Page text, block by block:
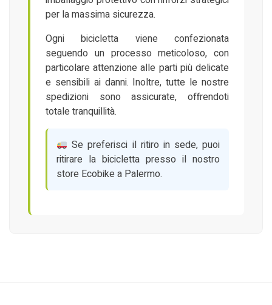
per la massima sicurezza.
Ogni bicicletta viene confezionata
seguendo un processo meticoloso, con
particolare attenzione alle parti più delicate
e sensibili ai danni. Inoltre, tutte le nostre
spedizioni sono assicurate, offrendoti
totale tranquillità.
Se preferisci il ritiro in sede, puoi
ritirare la bicicletta presso il nostro
store Ecobike a Palermo.